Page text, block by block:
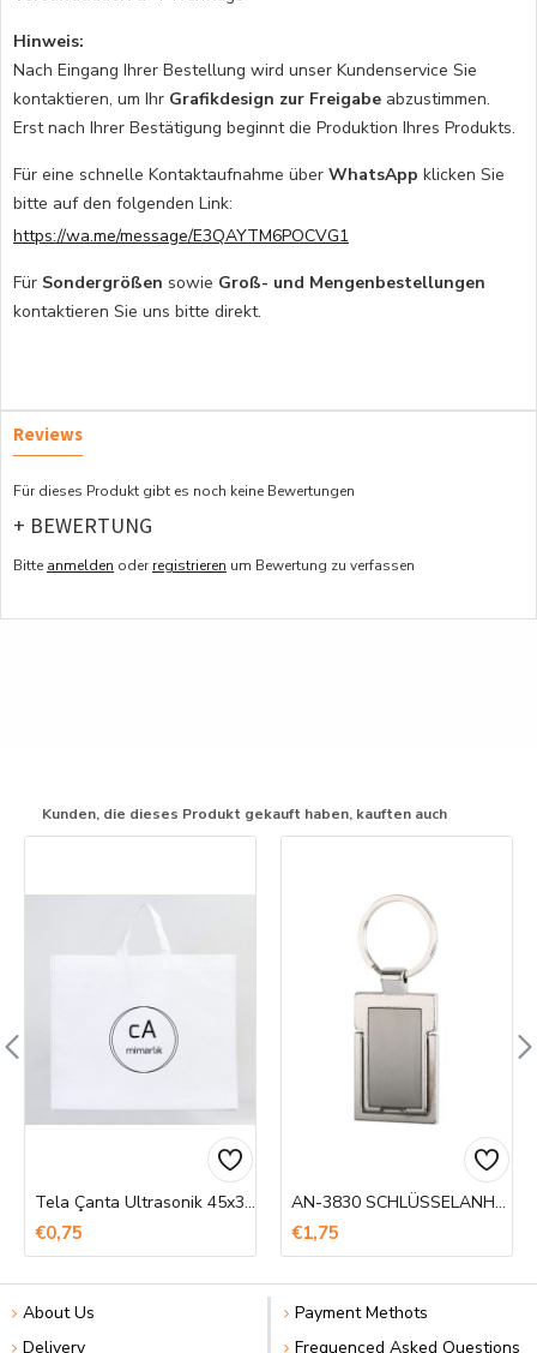
Hinweis:
Nach Eingang Ihrer Bestellung wird unser Kundenservice Sie
kontaktieren, um Ihr Grafikdesign zur Freigabe abzustimmen.
Erst nach Ihrer Bestätigung beginnt die Produktion Ihres Produkts.
Für eine schnelle Kontaktaufnahme über WhatsApp klicken Sie
bitte auf den folgenden Link:
https://wa.me/message/E3QAYTM6POCVG1
Für Sondergrößen sowie Groß- und Mengenbestellungen
kontaktieren Sie uns bitte direkt.
Reviews
Für dieses Produkt gibt es noch keine Bewertungen
+ BEWERTUNG
Bitte anmelden oderregistrieren um Bewertung zu verfassen
Kunden, die dieses Produkt gekauft haben, kauften auch
Tela Çanta Ultrasonik 45x36x10 Taban Körüklü
€0,75
AN-3830 SCHLÜSSELANHÄNGER
€1,75
About Us
Delivery
Payment Methots
Frequenced Asked Questions